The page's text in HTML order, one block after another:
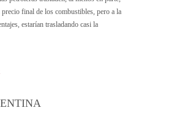
final de los combustibles, pero a la
estarían trasladando casi la